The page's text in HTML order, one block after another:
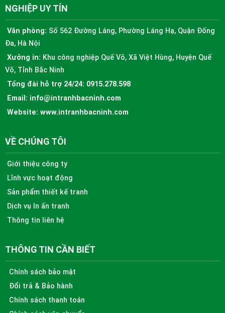
NGHIỆP UY TÍN
Văn phòng: Số 562 Đường Láng, Phường Láng Hạ, Quận Đống
Đa, Hà Nội
Xưởng in: Khu công nghiệp Quế Võ, Xã Việt Hùng, Huyện Quế
Võ, Tỉnh Bắc Ninh
Tổng đài hỗ trợ 24/24: 0915.278.598
Email: info@intranhbacninh.com
Website: www.intranhbacninh.com
VỀ CHÚNG TÔI
Giới thiệu công ty
Lĩnh vực hoạt động
Sản phẩm thiết kế tranh
Dịch vụ In ấn tranh
Thông tin liên hệ
THÔNG TIN CẦN BIẾT
Chính sách bảo mật
Đổi trả & Bảo hành
Chính sách thanh toán